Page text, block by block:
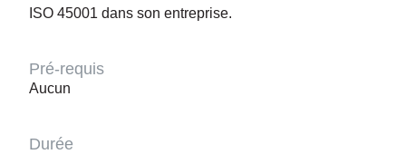
ISO 45001 dans son entreprise.
Pré-requis
Aucun
Durée